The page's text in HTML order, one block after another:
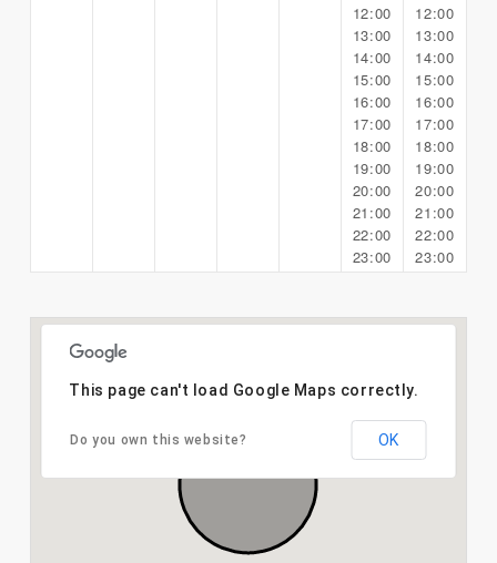
12:00
13:00
14:00
15:00
16:00
17:00
18:00
19:00
20:00
21:00
22:00
23:00
12:00
13:00
14:00
15:00
16:00
17:00
18:00
19:00
20:00
21:00
22:00
23:00
This page can't load Google Maps correctly.
Do you own this website? OK